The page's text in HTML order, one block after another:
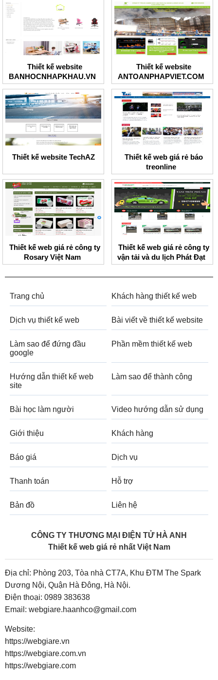
Thiết kế website
BANHOCNHAPKHAU.VN
Thiết kế website
ANTOANPHAPVIET.COM
Thiết kế website TechAZ
Thiết kế web giá rẻ báo
treonline
Thiết kế web giá rẻ công ty
Rosary Việt Nam
Thiết kế web giá rẻ công ty
vận tải và du lịch Phát Đạt
Trang chủ Khách hàng thiết kế web
Dịch vụ thiết kế web Bài viết về thiết kế website
Làm sao để đứng đầu
google
Phần mềm thiết kế web
Hướng dẫn thiết kế web
site
Làm sao để thành công
Bài học làm người Video hướng dẫn sử dụng
Giới thiệu Khách hàng
Báo giá Dịch vụ
Thanh toán Hỗ trợ
Bản đồ Liên hệ
CÔNG TY THƯƠNG MẠI ĐIỆN TỬ HÀ ANH
Thiết kế web giá rẻ nhất Việt Nam
Địa chỉ: Phòng 203, Tòa nhà CT7A, Khu ĐTM The Spark
Dương Nội, Quận Hà Đông, Hà Nội.
Điện thoại: 0989 383638
Email: webgiare.haanhco@gmail.com
Website:
https://webgiare.vn
https://webgiare.com.vn
https://webgiare.com